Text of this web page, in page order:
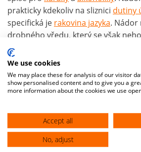
prakticky kdekoliv na sliznici dutiny
specifická je rakovina jazyka. Nádor
drobného vředu, který se však
Velké nádory mají podobu
květákovými okraji.
některých zhoubných nádorů v
Radiace může nicméně poškodit
způsobit vznik různě velkých vřídků.
We use cookies
We may place these for analysis of our visitor
show personalised content and to give you a
more information about the cookies we use
Accept all
No, adjust